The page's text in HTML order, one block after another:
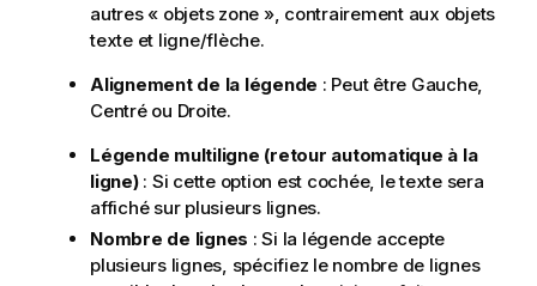
autres « objets zone », contrairement aux objets
texte et ligne/flèche.
Alignement de la légende : Peut être Gauche,
Centré ou Droite.
Légende multiligne (retour automatique à la
ligne): Si cette option est cochée, le texte sera
affiché sur plusieurs lignes.
Nombre de lignes : Si la légende accepte
plusieurs lignes, spécifiez le nombre de lignes